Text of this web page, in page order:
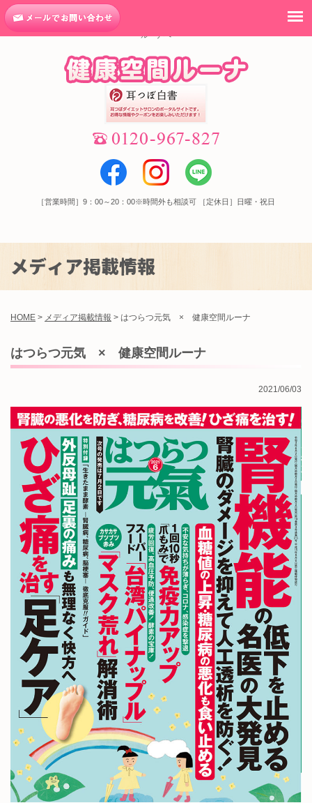
はつらつ元気 × 健康空間ルーナ｜高松市での健康な耳つぼダイエットは健康空間
ルーナへ
［営業時間］9：00～20：00※時間外も相談可 ［定休日］日曜・祝日
メディア掲載情報
HOME > メディア掲載情報 > はつらつ元気 × 健康空間ルーナ
はつらつ元気 × 健康空間ルーナ
2021/06/03